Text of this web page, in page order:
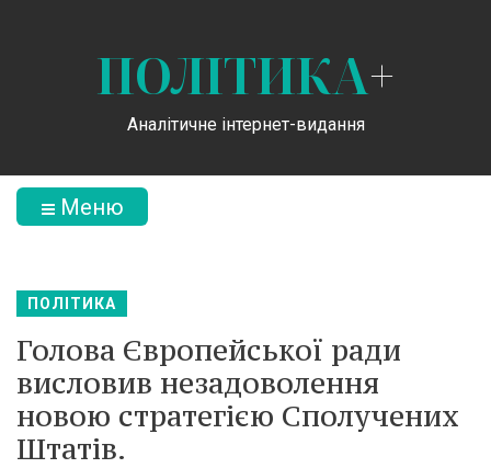
ПОЛІТИКА+
Аналітичне інтернет-видання
Меню
ПОЛІТИКА
Голова Європейської ради
висловив незадоволення
новою стратегією Сполучених
Штатів.